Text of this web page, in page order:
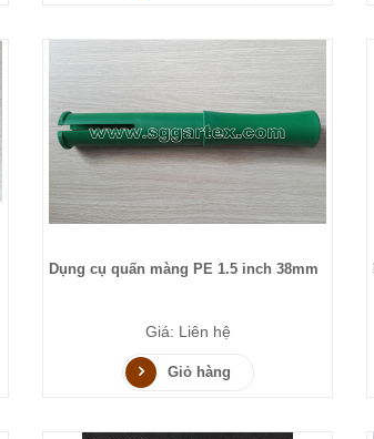
Dụng cụ quấn màng PE 1.5 inch 38mm
Giá: Liên hệ
Giỏ hàng